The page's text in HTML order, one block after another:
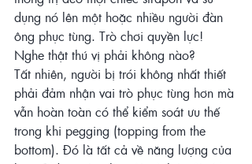
dụng nó lên một hoặc nhiều người đàn
ông phục tùng. Trò chơi quyền lực!
Nghe thật thú vị phải không nào?
Tất nhiên, người bị trói không nhất thiết
phải đảm nhận vai trò phục tùng hơn mà
vẫn hoàn toàn có thể kiểm soát ưu thế
trong khi pegging (topping from the
bottom). Đó là tất cả về năng lượng của